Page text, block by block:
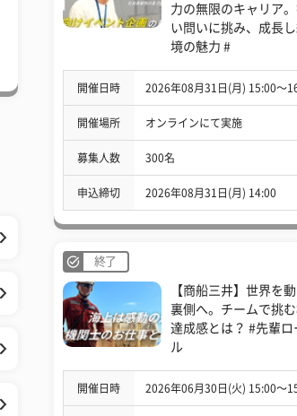
力の無限のキャリア
い問いに挑み、成長
境の魅力 #
開催日時 2026年08月31日(月) 15:00〜
開催場所 オンラインにて実施
募集人数 300名
申込締切 2026年08月31日(月) 14:00
終了
【商船三井】世界を
裏側へ。チームで挑
達成感とは？ #先輩ロ
ル
開催日時 2026年06月30日(火) 15:00〜